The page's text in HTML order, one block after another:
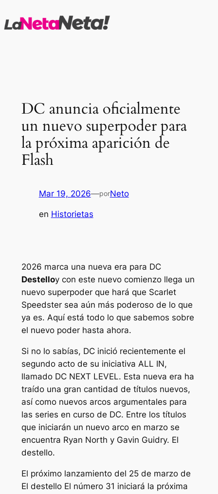
al
DC anuncia oficialmente
un nuevo superpoder para
la próxima aparición de
Flash
Mar 19, 2026—porNeto
en Historietas
2026 marca una nueva era para DC
Destelloy con este nuevo comienzo llega un
nuevo superpoder que hará que Scarlet
Speedster sea aún más poderoso de lo que
ya es. Aquí está todo lo que sabemos sobre
el nuevo poder hasta ahora.
Si no lo sabías, DC inició recientemente el
segundo acto de su iniciativa ALL IN,
llamado DC NEXT LEVEL. Esta nueva era ha
traído una gran cantidad de títulos nuevos,
así como nuevos arcos argumentales para
las series en curso de DC. Entre los títulos
que iniciarán un nuevo arco en marzo se
encuentra Ryan North y Gavin Guidry. El
destello.
El próximo lanzamiento del 25 de marzo de
El destello El número 31 iniciará la próxima